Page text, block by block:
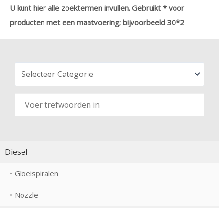
U kunt hier alle zoektermen invullen. Gebruikt * voor
producten met een maatvoering; bijvoorbeeld 30*2
Diesel
Gloeispiralen
Nozzle